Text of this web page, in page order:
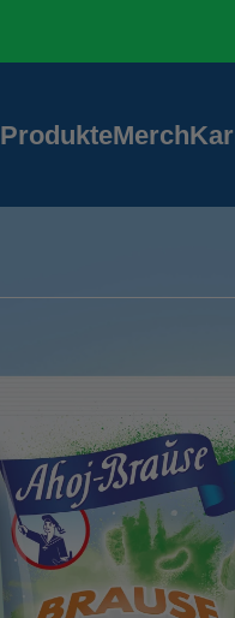
ProdukteMerch